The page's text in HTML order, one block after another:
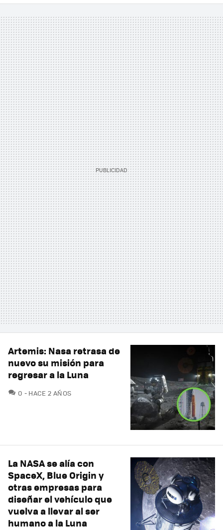
Artemis: Nasa retrasa de
nuevo su misión para
regresar a la Luna
0 COMENTARIOS
HACE 2 AÑOS
La NASA se alía con
SpaceX, Blue Origin y
otras empresas para
diseñar el vehículo que
vuelva a llevar al ser
humano a la Luna